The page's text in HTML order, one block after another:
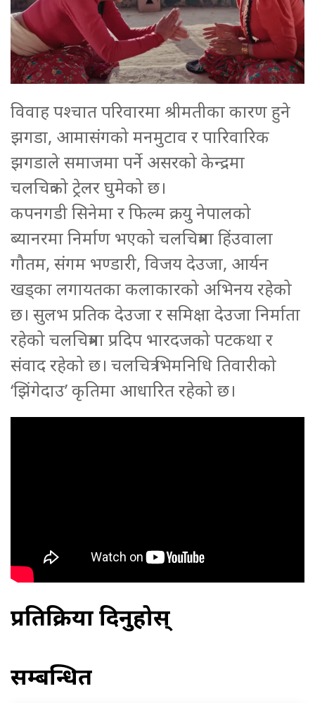
विवाह पश्चात परिवारमा श्रीमतीका कारण हुने
झगडा, आमासंगको मनमुटाव र पारिवारिक
झगडाले समाजमा पर्ने असरको केन्द्रमा
चलचित्रको ट्रेलर घुमेको छ।
कपनगडी सिनेमा र फिल्म क्रयु नेपालको
ब्यानरमा निर्माण भएको चलचित्रमा हिंउवाला
गौतम, संगम भण्डारी, विजय देउजा, आर्यन
खड्का लगायतका कलाकारको अभिनय रहेको
छ। सुलभ प्रतिक देउजा र समिक्षा देउजा निर्माता
रहेको चलचित्रमा प्रदिप भारदजको पटकथा र
संवाद रहेको छ। चलचित्र भिमनिधि तिवारीको
‘झिंगेदाउ’ कृतिमा आधारित रहेको छ।
प्रतिक्रिया दिनुहोस्
सम्बन्धित